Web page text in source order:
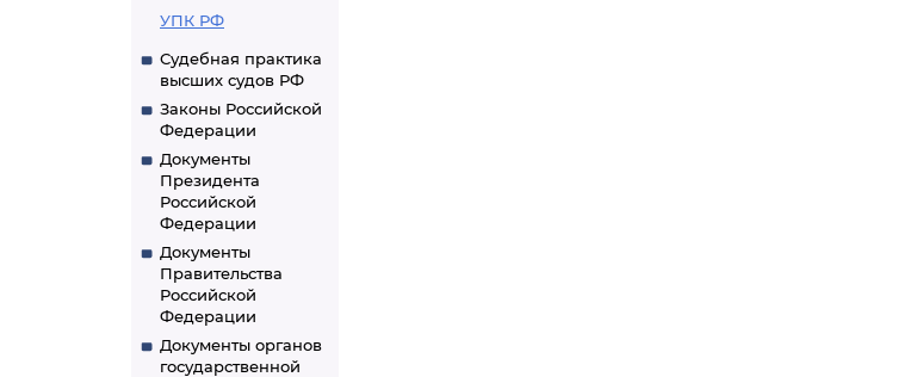
УПК РФ
Судебная практика
высших судов РФ
Законы Российской
Федерации
Документы
Президента
Российской
Федерации
Документы
Правительства
Российской
Федерации
Документы органов
государственной